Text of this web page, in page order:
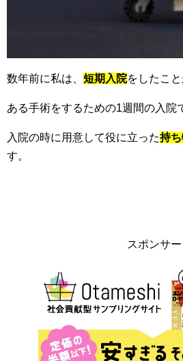
数年前に私は、 短期入院をしたこと
ある手術をするための1週間の入院
入院の時に用意して役に立った持
す。
スポンサーリ